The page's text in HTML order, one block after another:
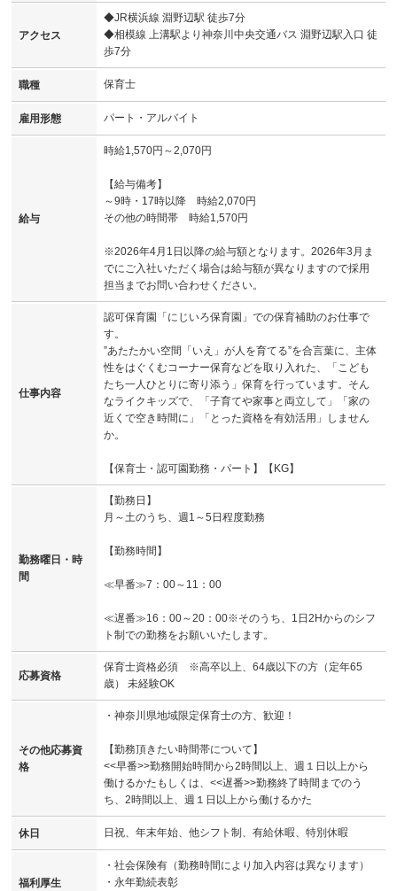
アクセス
◆JR横浜線 淵野辺駅 徒歩7分
◆相模線 上溝駅より神奈川中央交通バス 淵野辺駅入口 徒
歩7分
職種 保育士
雇用形態 パート・アルバイト
給与
時給1,570円～2,070円
【給与備考】
～9時・17時以降 時給2,070円
その他の時間帯 時給1,570円
※2026年4月1日以降の給与額となります。2026年3月ま
でにご入社いただく場合は給与額が異なりますので採用
担当までお問い合わせください。
仕事内容
認可保育園「にじいろ保育園」での保育補助のお仕事で
す。
”あたたかい空間「いえ」が人を育てる”を合言葉に、主体
性をはぐくむコーナー保育などを取り入れた、「こども
たち一人ひとりに寄り添う」保育を行っています。そん
なライクキッズで、「子育てや家事と両立して」「家の
近くで空き時間に」「とった資格を有効活用」しません
か。
【保育士・認可園勤務・パート】【KG】
勤務曜日・時
間
【勤務日】
月～土のうち、週1～5日程度勤務
【勤務時間】
≪早番≫7：00～11：00
≪遅番≫16：00～20：00※そのうち、1日2Hからのシフ
ト制での勤務をお願いいたします。
応募資格
保育士資格必須 ※高卒以上、64歳以下の方（定年65
歳） 未経験OK
その他応募資
格
・神奈川県地域限定保育士の方、歓迎！
【勤務頂きたい時間帯について】
<<早番>>勤務開始時間から2時間以上、週１日以上から
働けるかたもしくは、<<遅番>>勤務終了時間までのう
ち、2時間以上、週１日以上から働けるかた
休日 日祝、年末年始、他シフト制、有給休暇、特別休暇
福利厚生
・社会保険有（勤務時間により加入内容は異なります）
・永年勤続表彰